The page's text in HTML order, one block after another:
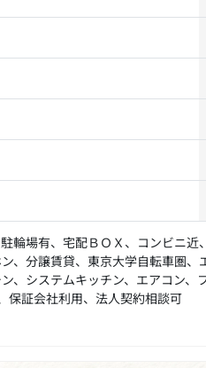
輪場有、宅配ＢＯＸ、コンビニ
、分譲賃貸、東京大学自転車圏
、システムキッチン、エアコン
保証会社利用、法人契約相談可